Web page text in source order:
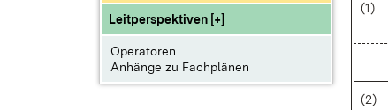
Leitperspektiven [+]
Operatoren
Anhänge zu Fachplänen
(1)
(2)